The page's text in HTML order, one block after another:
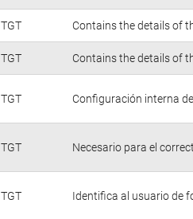
TGT Contains the details of
TGT Contains the details of
TGT Configuración interna
TGT Necesario para el
TGT Identifica al usuario de